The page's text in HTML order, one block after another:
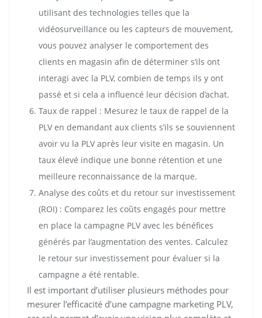
utilisant des technologies telles que la
vidéosurveillance ou les capteurs de mouvement,
vous pouvez analyser le comportement des
clients en magasin afin de déterminer s’ils ont
interagi avec la PLV, combien de temps ils y ont
passé et si cela a influencé leur décision d’achat.
Taux de rappel : Mesurez le taux de rappel de la
PLV en demandant aux clients s’ils se souviennent
avoir vu la PLV après leur visite en magasin. Un
taux élevé indique une bonne rétention et une
meilleure reconnaissance de la marque.
Analyse des coûts et du retour sur investissement
(ROI) : Comparez les coûts engagés pour mettre
en place la campagne PLV avec les bénéfices
générés par l’augmentation des ventes. Calculez
le retour sur investissement pour évaluer si la
campagne a été rentable.
Il est important d’utiliser plusieurs méthodes pour
mesurer l’efficacité d’une campagne marketing PLV,